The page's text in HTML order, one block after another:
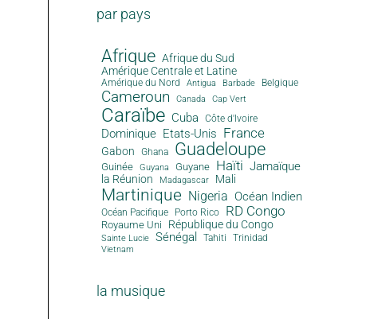
par pays
Afrique Afrique du Sud
Amérique Centrale et Latine
Amérique du Nord Antigua Barbade Belgique
Cameroun Canada Cap Vert
Caraïbe Cuba Côte d'Ivoire
Dominique Etats-Unis France
Gabon Ghana Guadeloupe
Guinée Guyana Guyane Haïti Jamaïque
la Réunion Madagascar Mali
Martinique Nigeria Océan Indien
Océan Pacifique Porto Rico RD Congo
Royaume Uni République du Congo
Sainte Lucie Sénégal Tahiti Trinidad
Vietnam
la musique